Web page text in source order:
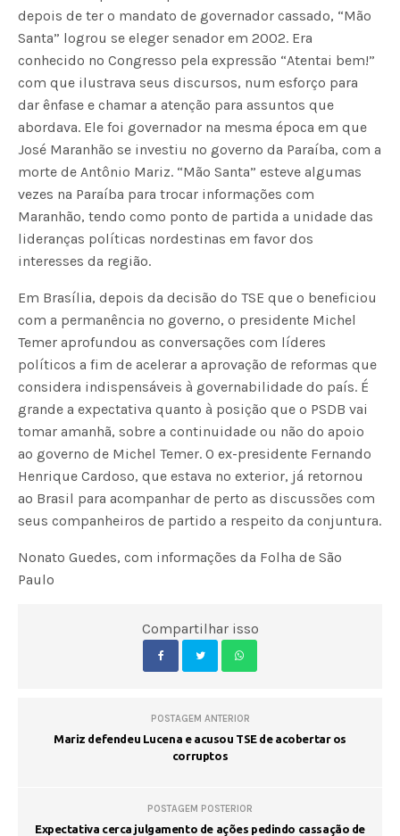
depois de ter o mandato de governador cassado, “Mão
Santa” logrou se eleger senador em 2002. Era
conhecido no Congresso pela expressão “Atentai bem!”
com que ilustrava seus discursos, num esforço para
dar ênfase e chamar a atenção para assuntos que
abordava. Ele foi governador na mesma época em que
José Maranhão se investiu no governo da Paraíba, com a
morte de Antônio Mariz. “Mão Santa” esteve algumas
vezes na Paraíba para trocar informações com
Maranhão, tendo como ponto de partida a unidade das
lideranças políticas nordestinas em favor dos
interesses da região.
Em Brasília, depois da decisão do TSE que o beneficiou
com a permanência no governo, o presidente Michel
Temer aprofundou as conversações com líderes
políticos a fim de acelerar a aprovação de reformas que
considera indispensáveis à governabilidade do país. É
grande a expectativa quanto à posição que o PSDB vai
tomar amanhã, sobre a continuidade ou não do apoio
ao governo de Michel Temer. O ex-presidente Fernando
Henrique Cardoso, que estava no exterior, já retornou
ao Brasil para acompanhar de perto as discussões com
seus companheiros de partido a respeito da conjuntura.
Nonato Guedes, com informações da Folha de São
Paulo
Compartilhar isso
POSTAGEM ANTERIOR
Mariz defendeu Lucena e acusou TSE de acobertar os
corruptos
POSTAGEM POSTERIOR
Expectativa cerca julgamento de ações pedindo cassação de